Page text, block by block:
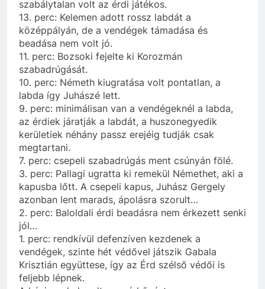
szabálytalan volt az érdi játékos.
13. perc: Kelemen adott rossz labdát a
középpályán, de a vendégek támadása és
beadása nem volt jó.
11. perc: Bozsoki fejelte ki Korozmán
szabadrúgását.
10. perc: Németh kiugratása volt pontatlan, a
labda így Juhászé lett.
9. perc: minimálisan van a vendégeknél a labda,
az érdiek járatják a labdát, a huszonegyedik
kerületiek néhány passz erejéig tudják csak
megtartani.
7. perc: csepeli szabadrúgás ment csúnyán fölé.
3. perc: Pallagi ugratta ki remekül Némethet, aki a
kapusba lőtt. A csepeli kapus, Juhász Gergely
azonban lent marads, ápolásra szorult…
2. perc: Baloldali érdi beadásra nem érkezett senki
jól…
1. perc: rendkívül defenzíven kezdenek a
vendégek, szinte hét védővel játszik Gabala
Krisztián együttese, így az Érd szélső védői is
feljebb lépnek.